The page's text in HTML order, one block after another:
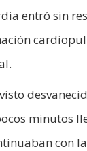
entró sin
minutos
con